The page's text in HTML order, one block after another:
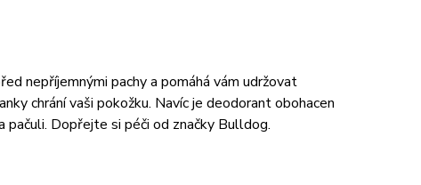
nepříjemnými pachy a pomáhá vám udržovat
chrání vaši pokožku. Navíc je deodorant obohacen
pačuli. Dopřejte si péči od značky Bulldog.